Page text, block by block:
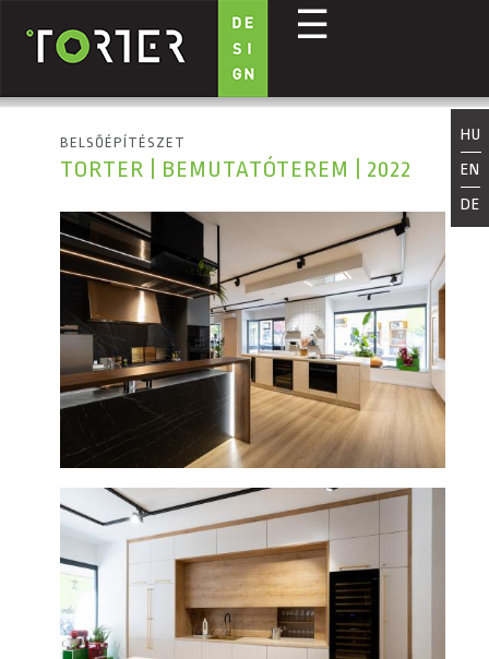
Ugrás a tartalomra
☰
HU
EN
DE
BELSŐÉPÍTÉSZET
TORTER | BEMUTATÓTEREM | 2022